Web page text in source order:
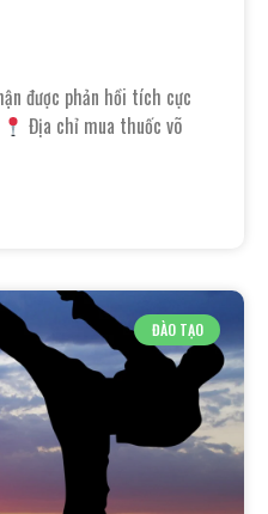
được phản hồi tích cực
Địa chỉ mua thuốc võ
ĐÀO TẠO